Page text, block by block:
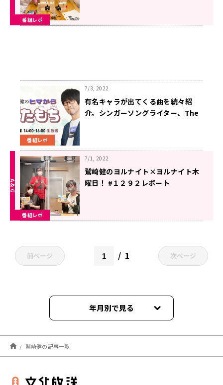
番組レポ
番組レポ
7/3, 2022
有名キャラが出てくる曲を続々紹
介。シンガーソングライター、The
番組レポ
7/1, 2022
鷲崎健のヨルナイト×ヨルナイト木
曜日！ #１２９２レポート
前ページ 1 次ページ
年月別で見る
2026年07月
2026年02月
2025年11月
鷲崎健の記事一覧